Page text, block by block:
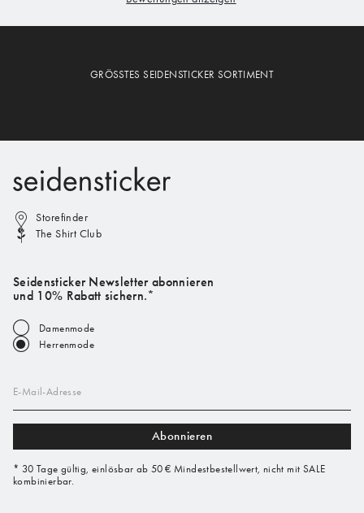
GRÖSSTES SEIDENSTICKER SORTIMENT
Storefinder
The Shirt Club
Seidensticker Newsletter abonnieren
und 10% Rabatt sichern.*
Damenmode
Herrenmode
E-Mail-Adresse
Abonnieren
* 30 Tage gültig, einlösbar ab 50 € Mindestbestellwert, nicht mit SALE
kombinierbar.